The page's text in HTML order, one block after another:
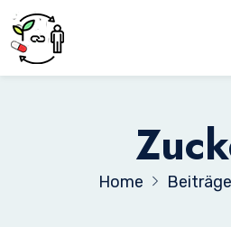
Home Beiträge